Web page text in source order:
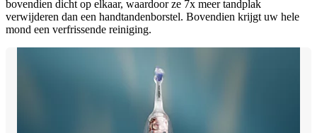
bovendien dicht op elkaar, waardoor ze 7x meer tandplak
verwijderen dan een handtandenborstel. Bovendien krijgt uw hele
mond een verfrissende reiniging.